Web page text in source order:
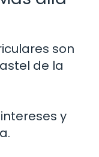
son
de la
y